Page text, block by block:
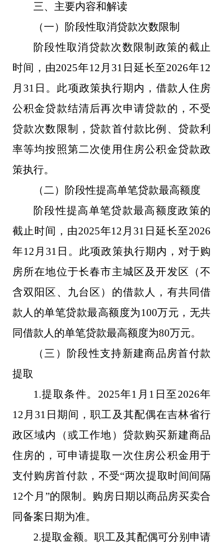
三、主要内容和解读
（一）阶段性取消贷款次数限制
阶段性取消贷款次数限制政策的截止
时间，由2025年12月31日延长至2026年12
月31日。此项政策执行期内，借款人住房
公积金贷款结清后再次申请贷款的，不受
贷款次数限制，贷款首付款比例、贷款利
率等均按照第二次使用住房公积金贷款政
策执行。
（二）阶段性提高单笔贷款最高额度
阶段性提高单笔贷款最高额度政策的
截止时间，由2025年12月31日延长至2026
年12月31日。 此项政策执行期内， 对于购
房所在地位于长春市主城区及开发区（不
含双阳区、九台区）的借款人，有共同借
款人的单笔贷款最高额度为100万元，无共
同借款人的单笔贷款最高额度为80万元。
（三）阶段性支持新建商品房首付款
提取
1.提取条件。2025年1月1日至2026年
12月31日期间，职工及其配偶在吉林省行
政区域内（或工作地）贷款购买新建商品
住房的，可申请提取一次住房公积金用于
支付购房首付款，不受“两次提取时间间隔
12个月”的限制。购房日期以商品房买卖合
同备案日期为准。
2.提取金额。职工及其配偶可分别申请